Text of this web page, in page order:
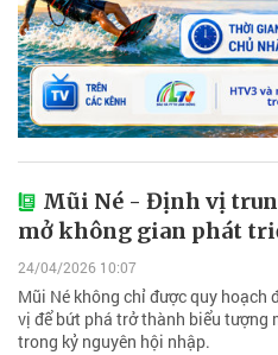
Mũi Né - Định vị
mở không gian phát
24/04/2026 10:07
Mũi Né không chỉ được quy hoạch
vị để bứt phá trở thành biểu tượng
trong kỷ nguyên hội nhập.